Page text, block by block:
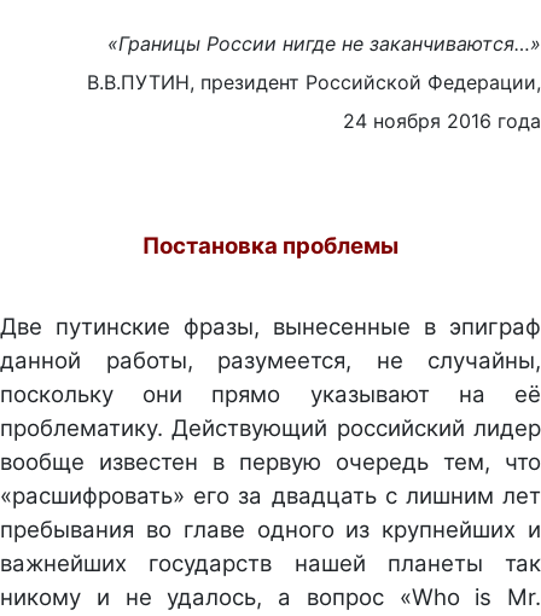
«Границы России нигде не заканчиваются…»
В.В.ПУТИН, президент Российской Федерации,
24 ноября 2016 года
Постановка проблемы
Две путинские фразы, вынесенные в эпиграф
данной работы, разумеется, не случайны,
поскольку они прямо указывают на её
проблематику. Действующий российский лидер
вообще известен в первую очередь тем, что
«расшифровать» его за двадцать с лишним лет
пребывания во главе одного из крупнейших и
важнейших государств нашей планеты так
никому и не удалось, а вопрос «Who is Mr.